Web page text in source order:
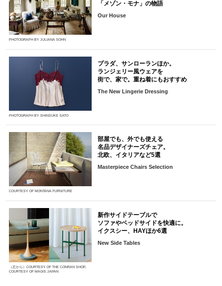
PHOTOGRAPH BY JULIANA SOHN
「メゾン・モナ」の物語
Our House
PHOTOGRAPH BY SHINSUKE SATO
プラダ、サンローランほか。
ランジェリー風ウェアを
街で、家で。重ね着にもおすすめ
The New Lingerie Dressing
COURTESY OF MONTANA FURNITURE
部屋でも、外でも使える
名品デザイナーズチェア。
北欧、イタリアなど5選
Masterpiece Chairs Selection
（左から）COURTESY OF THE CONRAN SHOP,
COURTESY OF MAGIS JAPAN
新作サイドテーブルで
ソファやベッドサイドを快適に。
イクスシー、HAYほか6選
New Side Tables